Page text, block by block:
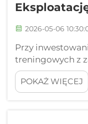
2026-05-06
Przy
treningowych z
fitness lub
sportowych
pierwszorzędnej
POKAŻ WIĘCEJ